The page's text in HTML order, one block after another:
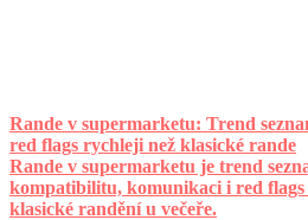
Rande v supermarketu: Trend
red flags rychleji než klasické rande
Rande v supermarketu je trend
kompatibilitu, komunikaci i red
klasické randění u večeře.